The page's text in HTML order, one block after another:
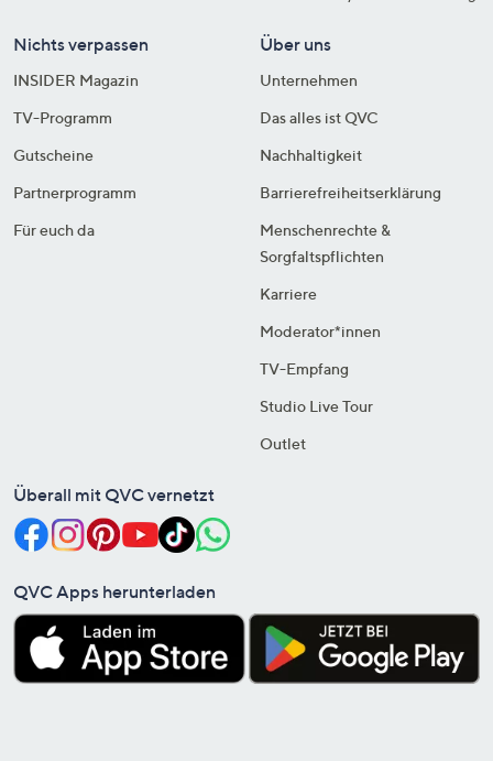
Nichts verpassen
INSIDER Magazin
TV-Programm
Gutscheine
Partnerprogramm
Für euch da
Über uns
Unternehmen
Das alles ist QVC
Nachhaltigkeit
Barrierefreiheitserklärung
Menschenrechte &
Sorgfaltspflichten
Karriere
Moderator*innen
TV-Empfang
Studio Live Tour
Outlet
Überall mit QVC vernetzt
QVC Apps herunterladen